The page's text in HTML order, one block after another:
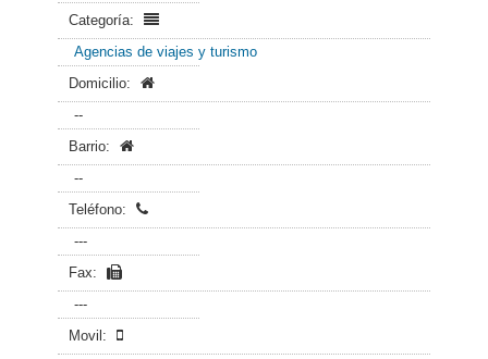
Categoría:
Agencias de viajes y turismo
Domicilio:
--
Barrio:
--
Teléfono:
---
Fax:
---
Movil: